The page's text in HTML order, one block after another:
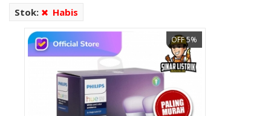
Stok: Habis
OFF 5%